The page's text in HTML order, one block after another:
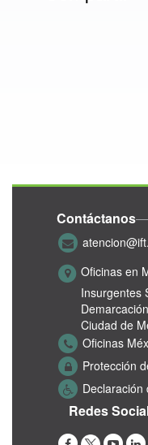
Contáctanos
Oficinas en
Insurgentes
Ciudad de
Oficinas
Protección
Declaración
Redes